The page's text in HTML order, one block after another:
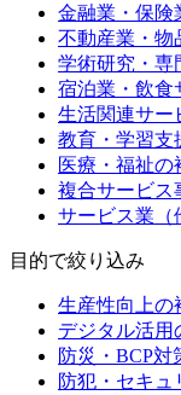
金融業・保険
不動産業・物
学術研究・専
宿泊業・飲食
生活関連サー
教育・学習支
医療・福祉の
複合サービス
サービス業（
目的で絞り込み
生産性向上の
デジタル活用
防災・BCP対
防犯・セキュ